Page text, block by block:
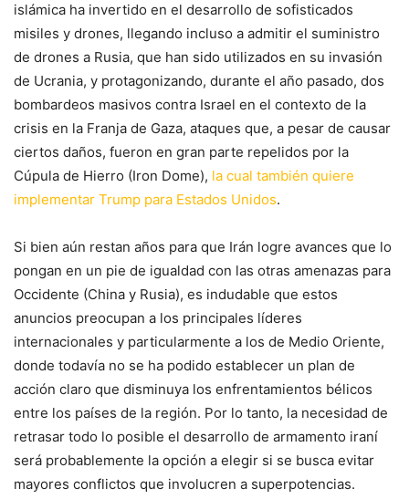
islámica ha invertido en el desarrollo de sofisticados
misiles y drones, llegando incluso a admitir el suministro
de drones a Rusia, que han sido utilizados en su invasión
de Ucrania, y protagonizando, durante el año pasado, dos
bombardeos masivos contra Israel en el contexto de la
crisis en la Franja de Gaza, ataques que, a pesar de causar
ciertos daños, fueron en gran parte repelidos por la
Cúpula de Hierro (Iron Dome), la cual también quiere
implementar Trump para Estados Unidos.
Si bien aún restan años para que Irán logre avances que lo
pongan en un pie de igualdad con las otras amenazas para
Occidente (China y Rusia), es indudable que estos
anuncios preocupan a los principales líderes
internacionales y particularmente a los de Medio Oriente,
donde todavía no se ha podido establecer un plan de
acción claro que disminuya los enfrentamientos bélicos
entre los países de la región. Por lo tanto, la necesidad de
retrasar todo lo posible el desarrollo de armamento iraní
será probablemente la opción a elegir si se busca evitar
mayores conflictos que involucren a superpotencias.